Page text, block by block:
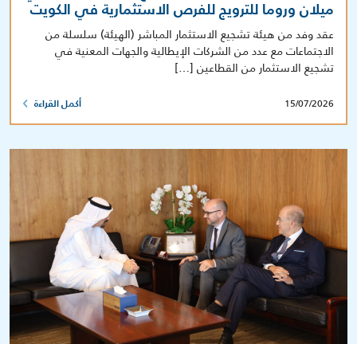
ميلان وروما للترويج للفرص الاستثمارية في الكويت
عقد وفد من هيئة تشجيع الاستثمار المباشر (الهيئة) سلسلة من
الاجتماعات مع عدد من الشركات الإيطالية والجهات المعنية في
تشجيع الاستثمار من القطاعين […]
15/07/2026 أكمل القراءة